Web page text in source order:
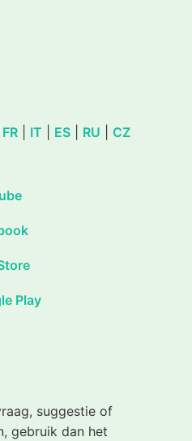
FR IT ES RU CZ
Play
suggestie of
gebruik dan het